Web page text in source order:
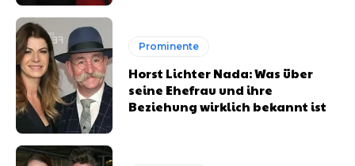
Prominente
Horst Lichter Nada: Was über
seine Ehefrau und ihre
Beziehung wirklich bekannt ist